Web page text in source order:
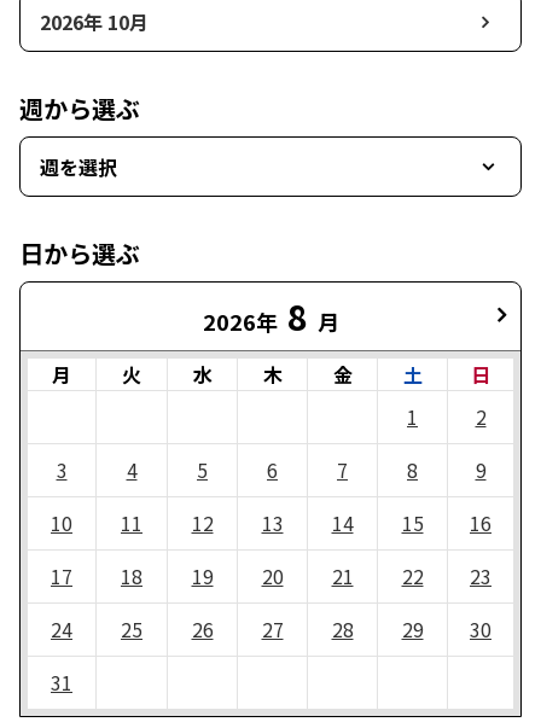
2026年 10月
週から選ぶ
週を選択
日から選ぶ
2026年 8 月
月 火 水 木 金 土
日
1
2
3
4 5 6 7 8
9
10
11 12 13 14 15
16
17
18 19 20 21 22
23
24
25 26 27 28 29
30
31